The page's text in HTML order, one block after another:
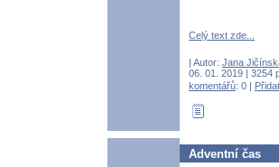
Celý text zde...
| Autor: Jana
06. 01. 2019 | 3254
komentářů: 0 |
Adventní čas